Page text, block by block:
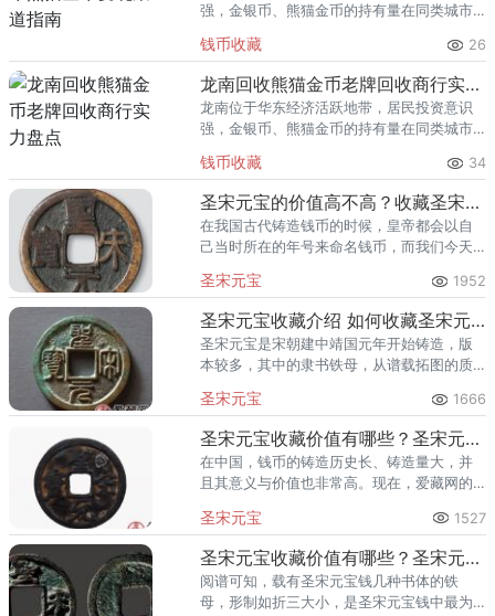
强，金银币、熊猫金币的持有量在同类城市
熊猫金币的需求就明显升温，但鱼龙混杂的
回收渠道里，能精准识别版别溢
钱币收藏 26
龙南回收熊猫金币老牌回收商行实力盘点
龙南位于华东经济活跃地带，居民投资意识
强，金银币、熊猫金币的持有量在同类城市
熊猫金币的需求就明显升温，但鱼龙混杂的
回收渠道里，能精准识别版别溢
钱币收藏 34
圣宋元宝的价值高不高？收藏圣宋元宝应该如何辨别？
在我国古代铸造钱币的时候，皇帝都会以自
己当时所在的年号来命名钱币，而我们今天
以年号为命名铸造的钱币。
圣宋元宝 1952
圣宋元宝收藏介绍 如何收藏圣宋元宝？
圣宋元宝是宋朝建中靖国元年开始铸造，版
本较多，其中的隶书铁母，从谱载拓图的质
之一。
圣宋元宝 1666
圣宋元宝收藏价值有哪些？圣宋元宝真假怎么快速分辨？
在中国，钱币的铸造历史长、铸造量大，并
且其意义与价值也非常高。现在，爱藏网的
些，以及圣宋元宝真假怎么快速分辨。
圣宋元宝 1527
圣宋元宝收藏价值有哪些？圣宋元宝真假鉴定应该如何做？
阅谱可知，载有圣宋元宝钱几种书体的铁
母，形制如折三大小，是圣宋元宝钱中最为